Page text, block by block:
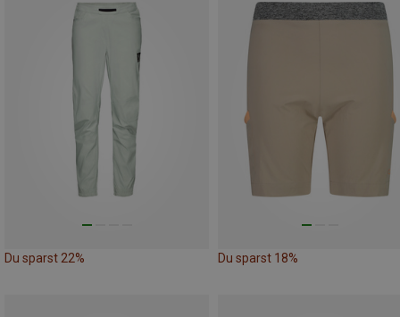
Du sparst 22% Du sparst 18%